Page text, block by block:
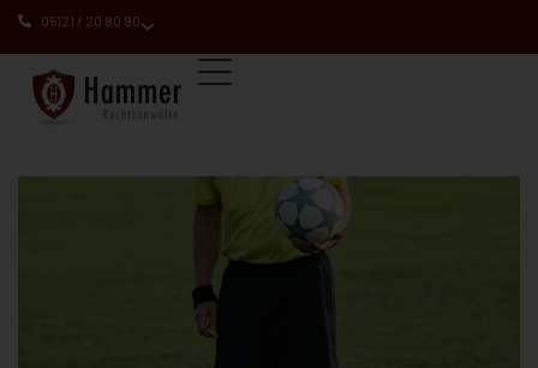
05121 / 20 80 90